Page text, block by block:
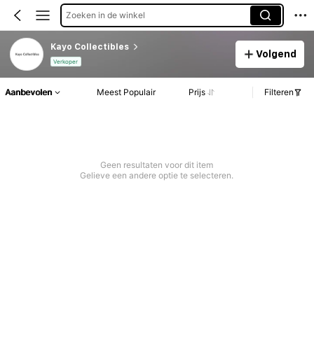
Zoeken in de winkel
Kayo Collectibles
Verkoper
Volgend
Aanbevolen Meest Populair Prijs Filteren
Geen resultaten voor dit item
Gelieve een andere optie te selecteren.